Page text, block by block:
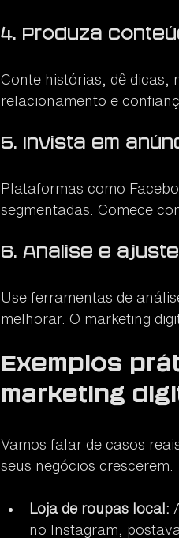
4. Produza
Conte histórias, dê dicas,
relacionamento e
5. Invista em
Plataformas como
segmentadas. Comece
6. Analise e ajuste
Use ferramentas de
melhorar. O marketing
Exemplos
marketing
Vamos falar de casos
seus negócios crescerem.
Loja de roupas local:
no Instagram,